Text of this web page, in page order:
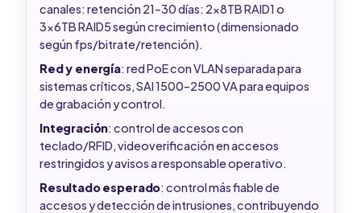
canales: retención 21–30 días: 2x8TB RAID1 o
3x6TB RAID5 según crecimiento (dimensionado
según fps/bitrate/retención).
Red y energía: red PoE con VLAN separada para
sistemas críticos, SAI 1500–2500 VA para equipos
de grabación y control.
Integración: control de accesos con
teclado/RFID, videoverificación en accesos
restringidos y avisos a responsable operativo.
Resultado esperado: control más fiable de
accesos y detección de intrusiones, contribuyendo